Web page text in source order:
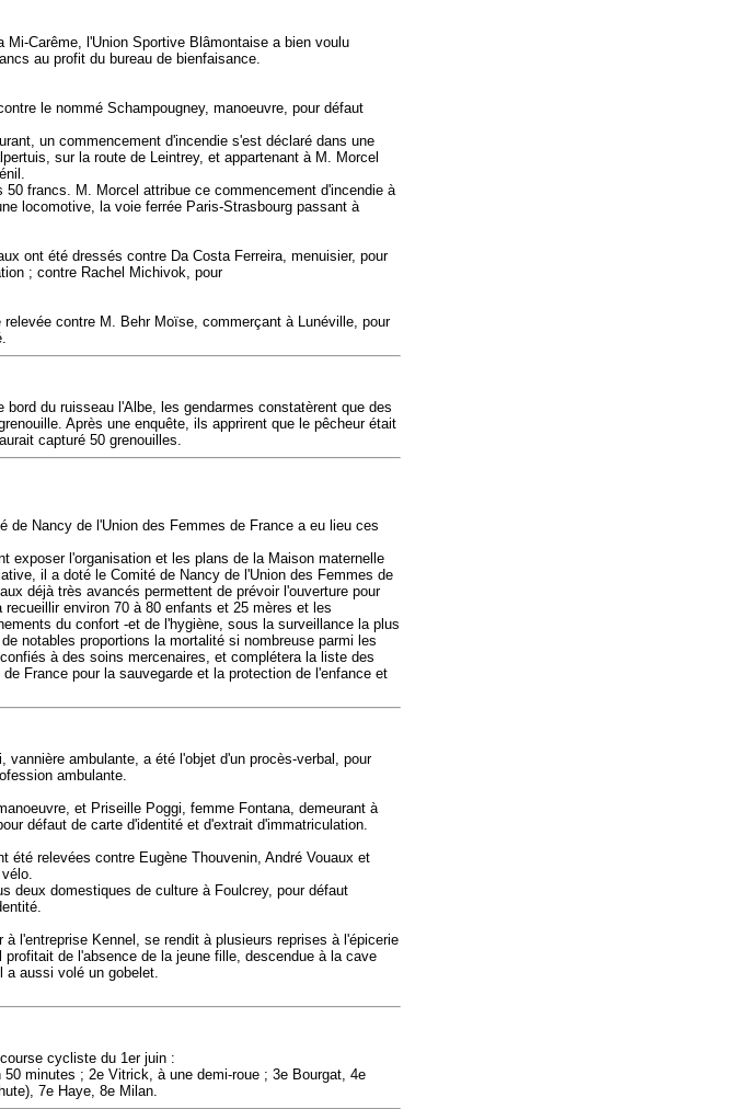
Mi-Carême, l'Union Sportive Blâmontaise a bien voulu
au profit du bureau de bienfaisance.
le nommé Schampougney, manoeuvre, pour défaut
un commencement d'incendie s'est déclaré dans une
sur la route de Leintrey, et appartenant à M. Morcel
50 francs. M. Morcel attribue ce commencement d'incendie à
locomotive, la voie ferrée Paris-Strasbourg passant à
ont été dressés contre Da Costa Ferreira, menuisier, pour
; contre Rachel Michivok, pour
contre M. Behr Moïse, commerçant à Lunéville, pour
du ruisseau l'Albe, les gendarmes constatèrent que des
Après une enquête, ils apprirent que le pêcheur était
capturé 50 grenouilles.
de Nancy de l'Union des Femmes de France a eu lieu ces
exposer l'organisation et les plans de la Maison maternelle
il a doté le Comité de Nancy de l'Union des Femmes de
déjà très avancés permettent de prévoir l'ouverture pour
recueillir environ 70 à 80 enfants et 25 mères et les
du confort -et de l'hygiène, sous la surveillance la plus
notables proportions la mortalité si nombreuse parmi les
à des soins mercenaires, et complétera la liste des
France pour la sauvegarde et la protection de l'enfance et
vannière ambulante, a été l'objet d'un procès-verbal, pour
ambulante.
et Priseille Poggi, femme Fontana, demeurant à
défaut de carte d'identité et d'extrait d'immatriculation.
été relevées contre Eugène Thouvenin, André Vouaux et
deux domestiques de culture à Foulcrey, pour défaut
l'entreprise Kennel, se rendit à plusieurs reprises à l'épicerie
de l'absence de la jeune fille, descendue à la cave
a aussi volé un gobelet.
cycliste du 1er juin :
minutes ; 2e Vitrick, à une demi-roue ; 3e Bourgat, 4e
7e Haye, 8e Milan.